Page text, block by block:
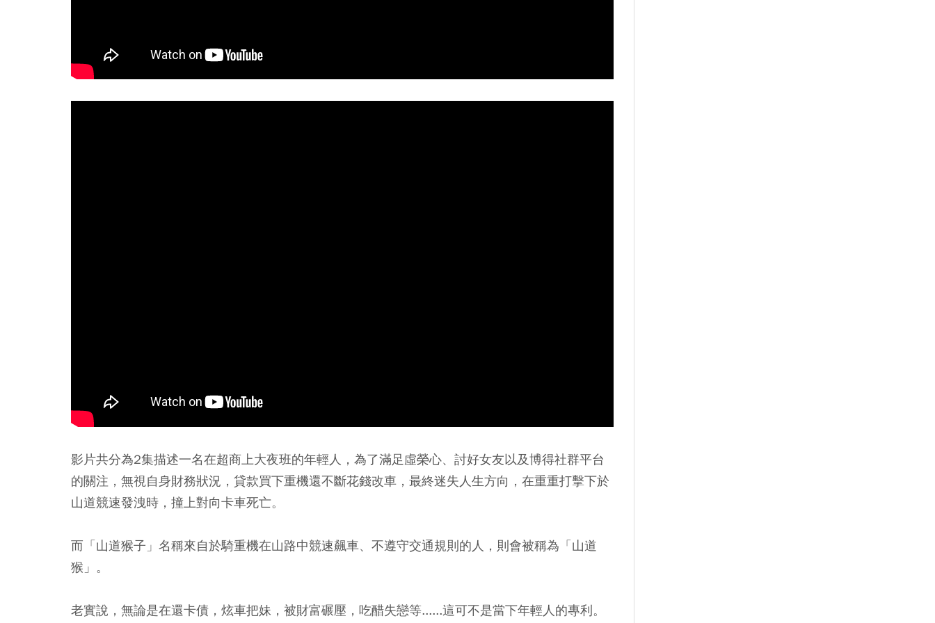
影片共分為2集描述一名在超商上大夜班的年輕人，為了滿足虛榮心、討好女友以及博得社群平台
的關注，無視自身財務狀況，貸款買下重機還不斷花錢改車，最終迷失人生方向，在重重打擊下於
山道競速發洩時，撞上對向卡車死亡。
而「山道猴子」名稱來自於騎重機在山路中競速飆車、不遵守交通規則的人，則會被稱為「山道
猴」。
老實說，無論是在還卡債，炫車把妹，被財富碾壓，吃醋失戀等......這可不是當下年輕人的專利。